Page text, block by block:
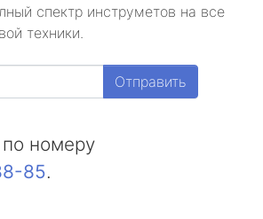
спектр инструметов на все
техники.
Отправить
номеру
85.